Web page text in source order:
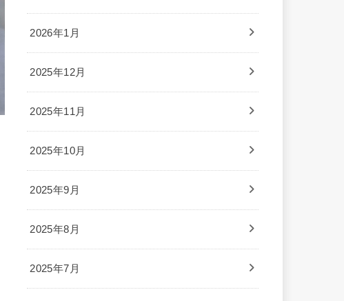
2026年1月
2025年12月
2025年11月
2025年10月
2025年9月
2025年8月
2025年7月